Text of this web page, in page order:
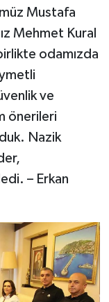
Mustafa
Mehmet Kural
odamızda
ve
önerileri
Nazik
– Erkan